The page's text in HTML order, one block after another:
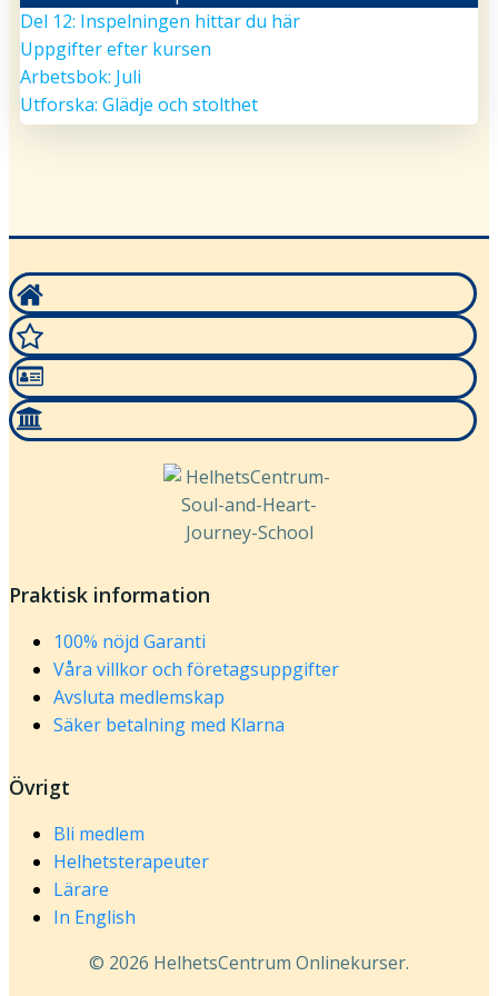
Medvetande
Del 12: Inspelningen hittar du här
Uppgifter efter kursen
Arbetsbok: Juli
Utforska: Glädje och stolthet
Praktisk information
100% nöjd Garanti
Våra villkor och företagsuppgifter
Avsluta medlemskap
Säker betalning med Klarna
Övrigt
Bli medlem
Helhetsterapeuter
Lärare
In English
© 2026 HelhetsCentrum Onlinekurser.